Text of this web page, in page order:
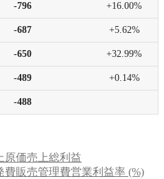
-796 +16.00%
-687 +5.62%
-650 +32.99%
-489 +0.14%
-488
原価売上総利益
費販売管理費営業利益率 (%)